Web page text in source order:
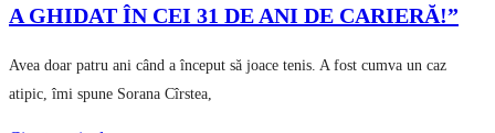
A GHIDAT ÎN CEI 31 DE ANI DE CARIERĂ!”
Avea doar patru ani când a început să joace tenis. A fost cumva un caz
atipic, îmi spune Sorana Cîrstea,